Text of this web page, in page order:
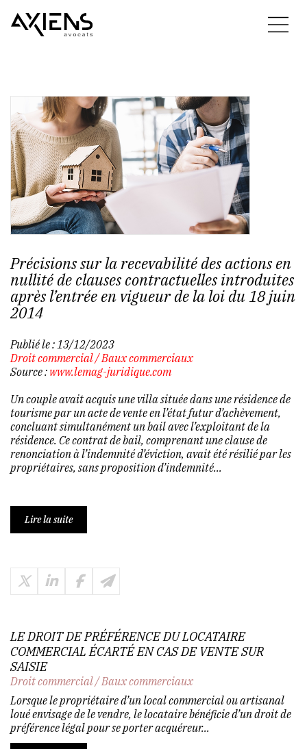
Précisions sur la recevabilité des actions en
nullité de clauses contractuelles introduites
après l’entrée en vigueur de la loi du 18 juin
2014
Publié le : 13/12/2023
Droit commercial/Baux commerciaux
Source : www.lemag-juridique.com
Un couple avait acquis une villa située dans une résidence de
tourisme par un acte de vente en l’état futur d’achèvement,
concluant simultanément un bail avec l’exploitant de la
résidence. Ce contrat de bail, comprenant une clause de
renonciation à l’indemnité d’éviction, avait été résilié par les
propriétaires, sans proposition d’indemnité...
Lire la suite
LE DROIT DE PRÉFÉRENCE DU LOCATAIRE
COMMERCIAL ÉCARTÉ EN CAS DE VENTE SUR
SAISIE
Droit commercial/Baux commerciaux
Lorsque le propriétaire d’un local commercial ou artisanal
loué envisage de le vendre, le locataire bénéficie d’un droit de
préférence légal pour se porter acquéreur...